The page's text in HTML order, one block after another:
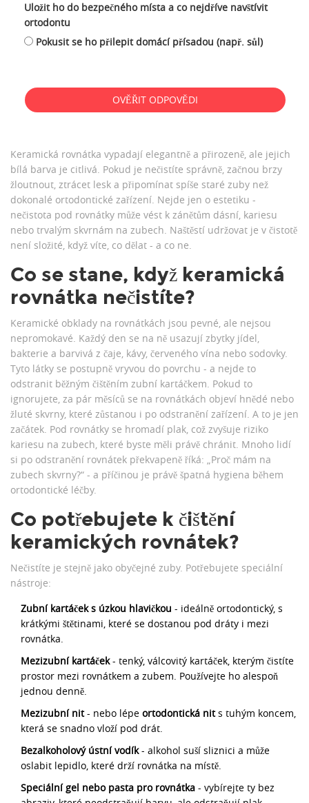
Uložit ho do bezpečného místa a co nejdříve navštívit
ortodontu
Pokusit se ho přilepit domácí přísadou (např. sůl)
OVĚŘIT ODPOVĚDI
Keramická rovnátka vypadají elegantně a přirozeně, ale jejich
bílá barva je citlivá. Pokud je nečistíte správně, začnou brzy
žloutnout, ztrácet lesk a připomínat spíše staré zuby než
dokonalé ortodontické zařízení. Nejde jen o estetiku -
nečistota pod rovnátky může vést k zánětům dásní, kariesu
nebo trvalým skvrnám na zubech. Naštěstí udržovat je v čistotě
není složité, když víte, co dělat - a co ne.
Co se stane, když keramická
rovnátka nečistíte?
Keramické obklady na rovnátkách jsou pevné, ale nejsou
nepromokavé. Každý den se na ně usazují zbytky jídel,
bakterie a barvivá z čaje, kávy, červeného vína nebo sodovky.
Tyto látky se postupně vryvou do povrchu - a nejde to
odstranit běžným čištěním zubní kartáčkem. Pokud to
ignorujete, za pár měsíců se na rovnátkách objeví hnědé nebo
žluté skvrny, které zůstanou i po odstranění zařízení. A to je jen
začátek. Pod rovnátky se hromadí plak, což zvyšuje riziko
kariesu na zubech, které byste měli právě chránit. Mnoho lidí
si po odstranění rovnátek překvapeně říká: „Proč mám na
zubech skvrny?“ - a příčinou je právě špatná hygiena během
ortodontické léčby.
Co potřebujete k čištění
keramických rovnátek?
Nečistíte je stejně jako obyčejné zuby. Potřebujete speciální
nástroje:
Zubní kartáček s úzkou hlavičkou - ideálně ortodontický, s
krátkými štětinami, které se dostanou pod dráty i mezi
rovnátka.
Mezizubní kartáček- tenký, válcovitý kartáček, kterým čistíte
prostor mezi rovnátkem a zubem. Používejte ho alespoň
jednou denně.
Mezizubní nit- nebo lépe ortodontická nits tuhým koncem,
která se snadno vloží pod drát.
Bezalkoholový ústní vodík- alkohol suší sliznici a může
oslabit lepidlo, které drží rovnátka na místě.
Speciální gel nebo pasta pro rovnátka - vybírejte ty bez